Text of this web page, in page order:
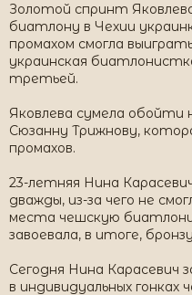
Золотой спринт
биатлону в Чехии
промахом смогла
украинская
третьей.
Яковлева сумела обойти
Сюзанну Трижнову,
промахов.
23-летняя Нина
дважды, из-за чего не
места чешскую
завоевала, в итоге,
Сегодня Нина Карасевич
в индивидуальных